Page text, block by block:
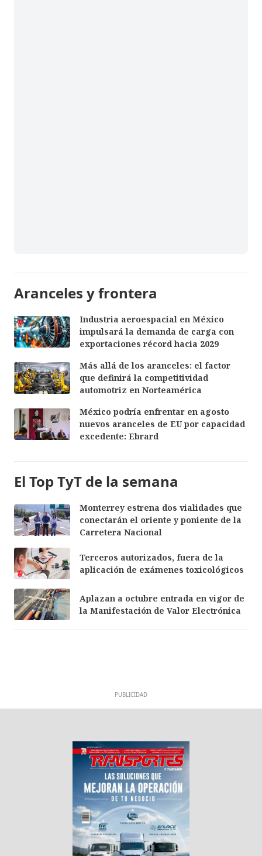
Aranceles y frontera
Industria aeroespacial en México
impulsará la demanda de carga con
exportaciones récord hacia 2029
Más allá de los aranceles: el factor
que definirá la competitividad
automotriz en Norteamérica
México podría enfrentar en agosto
nuevos aranceles de EU por capacidad
excedente: Ebrard
El Top TyT de la semana
Monterrey estrena dos vialidades que
conectarán el oriente y poniente de la
Carretera Nacional
Terceros autorizados, fuera de la
aplicación de exámenes toxicológicos
Aplazan a octubre entrada en vigor de
la Manifestación de Valor Electrónica
PUBLICIDAD